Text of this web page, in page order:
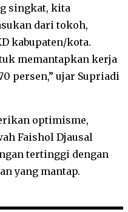
singkat, kita
dari tokoh,
kabupaten/kota.
memantapkan kerja
persen,” ujar Supriadi
optimisme,
Faishol Djausal
tertinggi dengan
yang mantap.